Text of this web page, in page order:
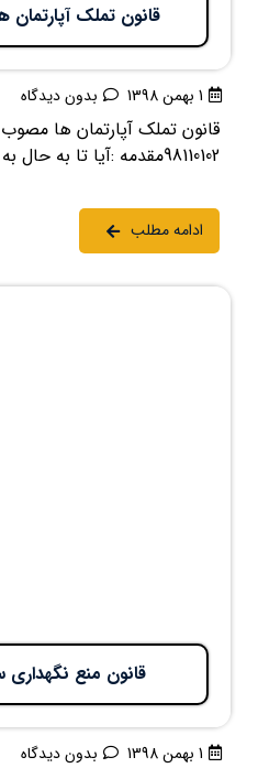
قانون تملک
1 بهمن 1398 بدون دیدگاه
قانون تملک آپارتمان ها
98110102مقدمه :آیا تا به حال به ...
ادامه مطلب
قانون منع نگهداری
1 بهمن 1398 بدون دیدگاه